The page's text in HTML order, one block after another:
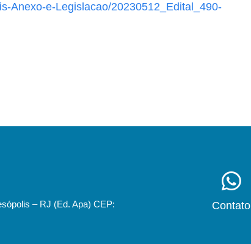
Anexo-e-Legislacao/20230512_Edital_490-
– RJ (Ed. Apa) CEP:
Contato